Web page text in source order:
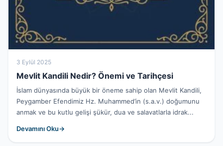
3 Eylül 2025
Mevlit Kandili Nedir? Önemi ve Tarihçesi
İslam dünyasında büyük bir öneme sahip olan Mevlit Kandili,
Peygamber Efendimiz Hz. Muhammed’in (s.a.v.) doğumunu
anmak ve bu kutlu gelişi şükür, dua ve salavatlarla idrak...
Devamını Oku